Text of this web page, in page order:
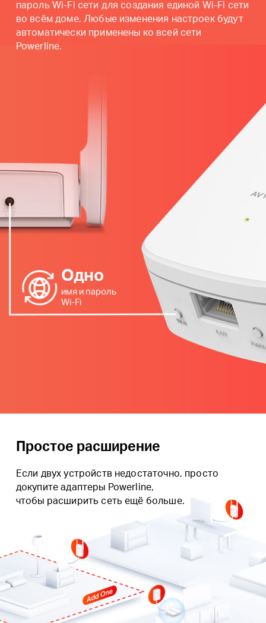
пароль Wi-Fi сети для создания единой Wi-Fi сети
во всём доме. Любые изменения настроек будут
автоматически применены ко всей сети
Powerline.
Одно
имя и пароль
Wi‑Fi
Простое расширение
Если двух устройств недостаточно, просто
докупите адаптеры Powerline,
чтобы расширить сеть ещё больше.